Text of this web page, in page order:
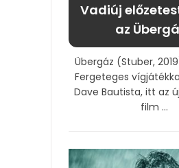
Vadiúj
az
Übergáz (Stuber,
Fergeteges
Dave Bautista, itt az
film ...